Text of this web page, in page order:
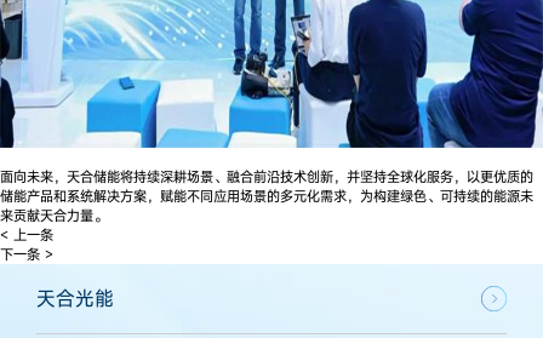
面向未来，天合储能将持续深耕场景、融合前沿技术创新，并坚持全球化服务，以更优质的
储能产品和系统解决方案，赋能不同应用场景的多元化需求，为构建绿色、可持续的能源未
来贡献天合力量。
< 上一条
下一条 >
天合光能